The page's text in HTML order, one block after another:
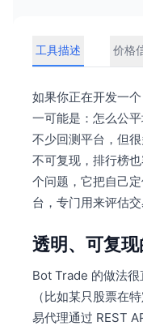
工具描述 价格
如果你正在开发一
一可能是：怎么公
不少回测平台，但
不可复现，排行榜
个问题，它把自己
台，专门用来评估交
透明、可复
Bot Trade 的做法
（比如某只股票在
易代理通过 REST